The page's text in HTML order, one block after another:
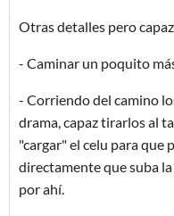
Otras detalles pero
- Caminar un poquito
- Corriendo del camino
drama, capaz tirarlos al
"cargar" el celu para que
directamente que suba
por ahí.